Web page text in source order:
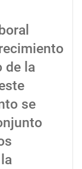
de la
se